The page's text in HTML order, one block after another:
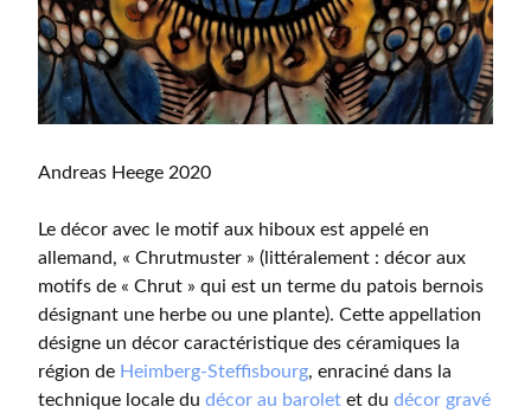
Andreas Heege 2020
Le décor avec le motif aux hiboux est appelé en
allemand, « Chrutmuster » (littéralement : décor aux
motifs de « Chrut » qui est un terme du patois bernois
désignant une herbe ou une plante). Cette appellation
désigne un décor caractéristique des céramiques la
région de Heimberg-Steffisbourg, enraciné dans la
technique locale du décor au barolet et du décor gravé